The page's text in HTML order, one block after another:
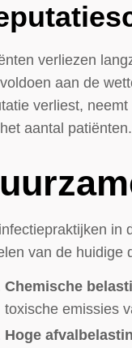
verliezen
aan de
verliest,
aantal patiënten.
in
van de huidige
Chemische
toxische emissies
Hoge